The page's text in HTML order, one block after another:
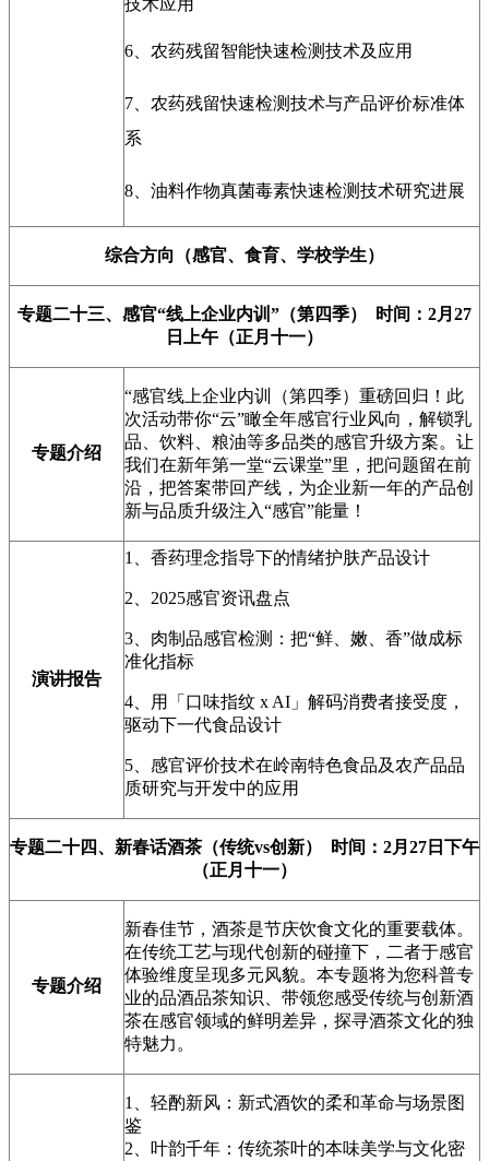
技术应用
6 、农药残留智能快速检测技术及应用
7、农药残留快速检测技术与产品评价标准体
系
8、油料作物真菌毒素快速检测技术研究进展
综合方向（感官、食育、学校学生）
专题二十三、感官“线上企业内训”（第四季） 时间：2月27
日上午（正月十一）
专题介绍
“感官线上企业内训（第四季）重磅回归！此
次活动带你“云”瞰全年感官行业风向，解锁乳
品、饮料、粮油等多品类的感官升级方案。让
我们在新年第一堂“云课堂”里，把问题留在前
沿，把答案带回产线，为企业新一年的产品创
新与品质升级注入“感官”能量！
演讲报告
1、香药理念指导下的情绪护肤产品设计
2、2025感官资讯盘点
3、肉制品感官检测：把“鲜、嫩、香”做成标
准化指标
4、用「口味指纹 x AI」解码消费者接受度，
驱动下一代食品设计
5、感官评价技术在岭南特色食品及农产品品
质研究与开发中的应用
专题二十四、新春话酒茶（传统vs创新） 时间：2月27日下午
（正月十一）
专题介绍
新春佳节，酒茶是节庆饮食文化的重要载体。
在传统工艺与现代创新的碰撞下，二者于感官
体验维度呈现多元风貌。本专题将为您科普专
业的品酒品茶知识、带领您感受传统与创新酒
茶在感官领域的鲜明差异，探寻酒茶文化的独
特魅力。
1、轻酌新风：新式酒饮的柔和革命与场景图
鉴
2、叶韵千年：传统茶叶的本味美学与文化密